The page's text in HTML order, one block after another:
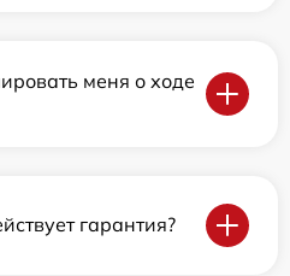
меня о ходе
гарантия?